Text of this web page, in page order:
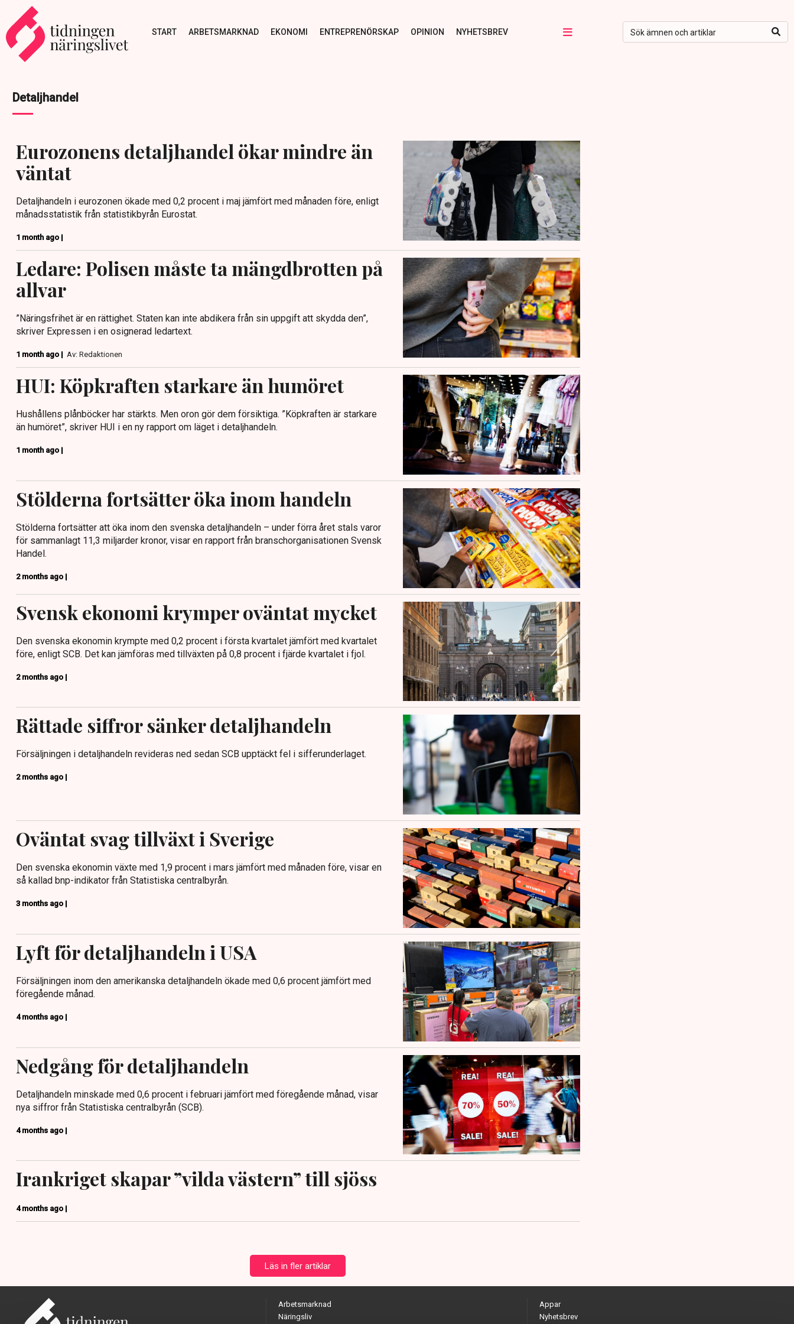
START ARBETSMARKNAD EKONOMI ENTREPRENÖRSKAP OPINION NYHETSBREV
Detaljhandel
Eurozonens detaljhandel ökar mindre än
väntat
Detaljhandeln i eurozonen ökade med 0,2 procent i maj jämfört med månaden före, enligt
månadsstatistik från statistikbyrån Eurostat.
1 month ago |
Ledare: Polisen måste ta mängdbrotten på
allvar
”Näringsfrihet är en rättighet. Staten kan inte abdikera från sin uppgift att skydda den”,
skriver Expressen i en osignerad ledartext.
1 month ago | Av: Redaktionen
HUI: Köpkraften starkare än humöret
Hushållens plånböcker har stärkts. Men oron gör dem försiktiga. ”Köpkraften är starkare
än humöret”, skriver HUI i en ny rapport om läget i detaljhandeln.
1 month ago |
Stölderna fortsätter öka inom handeln
Stölderna fortsätter att öka inom den svenska detaljhandeln – under förra året stals varor
för sammanlagt 11,3 miljarder kronor, visar en rapport från branschorganisationen Svensk
Handel.
2 months ago |
Svensk ekonomi krymper oväntat mycket
Den svenska ekonomin krympte med 0,2 procent i första kvartalet jämfört med kvartalet
före, enligt SCB. Det kan jämföras med tillväxten på 0,8 procent i fjärde kvartalet i fjol.
2 months ago |
Rättade siffror sänker detaljhandeln
Försäljningen i detaljhandeln revideras ned sedan SCB upptäckt fel i sifferunderlaget.
2 months ago |
Oväntat svag tillväxt i Sverige
Den svenska ekonomin växte med 1,9 procent i mars jämfört med månaden före, visar en
så kallad bnp-indikator från Statistiska centralbyrån.
3 months ago |
Lyft för detaljhandeln i USA
Försäljningen inom den amerikanska detaljhandeln ökade med 0,6 procent jämfört med
föregående månad.
4 months ago |
Nedgång för detaljhandeln
Detaljhandeln minskade med 0,6 procent i februari jämfört med föregående månad, visar
nya siffror från Statistiska centralbyrån (SCB).
4 months ago |
Irankriget skapar ”vilda västern” till sjöss
4 months ago |
Läs in fler artiklar
Arbetsmarknad
Näringsliv
Appar
Nyhetsbrev